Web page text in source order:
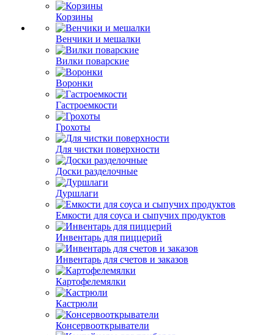
Корзины
Венчики и мешалки
Вилки поварские
Воронки
Гастроемкости
Грохоты
Для чистки поверхности
Доски разделочные
Дуршлаги
Емкости для соуса и сыпучих продуктов
Инвентарь для пиццерий
Инвентарь для счетов и заказов
Картофелемялки
Кастрюли
Консервооткрыватели